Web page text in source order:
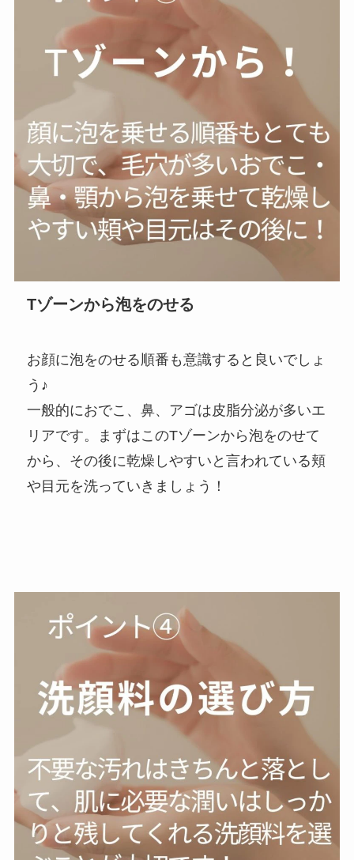
Tゾーンから泡をのせる
お顔に泡をのせる順番も意識すると良いでしょ
う♪
一般的におでこ、鼻、アゴは皮脂分泌が多いエ
リアです。まずはこのTゾーンから泡をのせて
から、その後に乾燥しやすいと言われている頬
や目元を洗っていきましょう！